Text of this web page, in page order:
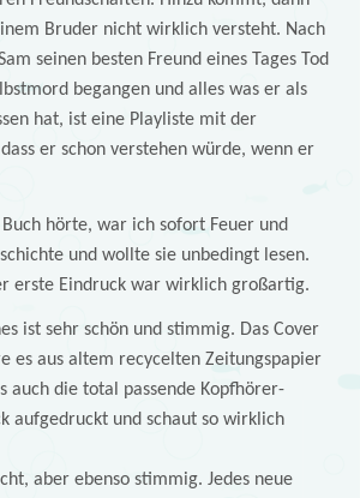
Bruder nicht wirklich versteht. Nach
seinen besten Freund eines Tages Tod
begangen und alles was er als
hat, ist eine Playliste mit der
er schon verstehen würde, wenn er
hörte, war ich sofort Feuer und
und wollte sie unbedingt lesen.
erste Eindruck war wirklich großartig.
ist sehr schön und stimmig. Das Cover
es aus altem recycelten Zeitungspapier
auch die total passende Kopfhörer-
aufgedruckt und schaut so wirklich
aber ebenso stimmig. Jedes neue